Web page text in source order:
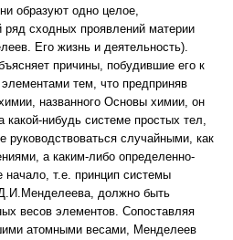
образуют одно целое,
ряд сходных проявлений материи
Его жизнь и деятельность).
причины, побудившие его к
тем, что предприняв
названного Основы химии, он
нибудь системе простых тел,
руководствоваться случайными, как
а каким-либо определенно-
т.е. принцип системы
должно быть
весов элементов. Сопоставляя
атомными весами, Менделеев